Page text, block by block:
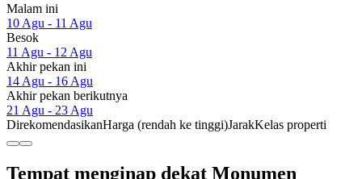
Malam ini
10 Agu - 11 Agu
Besok
11 Agu - 12 Agu
Akhir pekan ini
14 Agu - 16 Agu
Akhir pekan berikutnya
21 Agu - 23 Agu
DirekomendasikanHarga (rendah ke tinggi)JarakKelas properti
Tempat menginap dekat Monumen